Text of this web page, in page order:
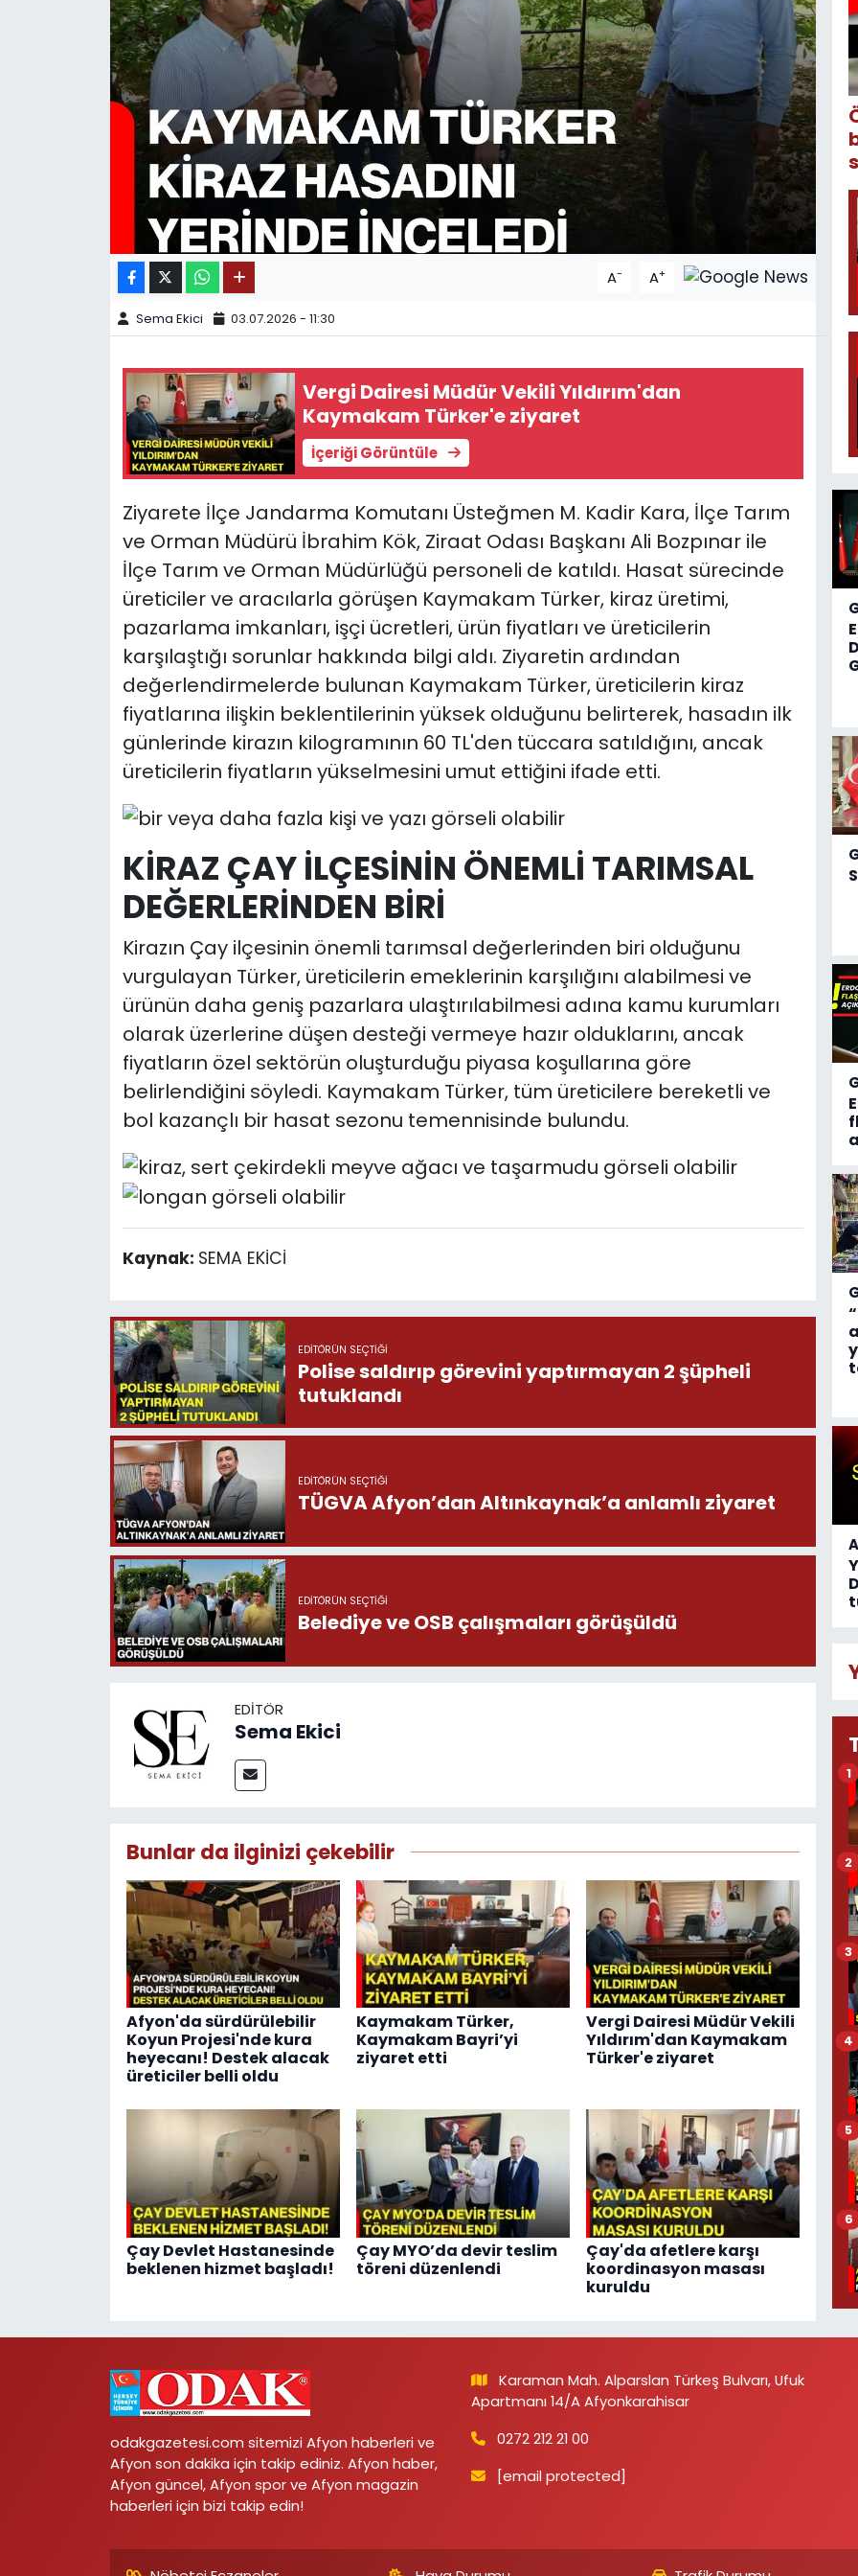
A- A+
Sema Ekici 03.07.2026 - 11:30
Vergi Dairesi Müdür Vekili Yıldırım'dan
Kaymakam Türker'e ziyaret
İçeriği Görüntüle
Ziyarete İlçe Jandarma Komutanı Üsteğmen M. Kadir Kara, İlçe Tarım
ve Orman Müdürü İbrahim Kök, Ziraat Odası Başkanı Ali Bozpınar ile
İlçe Tarım ve Orman Müdürlüğü personeli de katıldı. Hasat sürecinde
üreticiler ve aracılarla görüşen Kaymakam Türker, kiraz üretimi,
pazarlama imkanları, işçi ücretleri, ürün fiyatları ve üreticilerin
karşılaştığı sorunlar hakkında bilgi aldı. Ziyaretin ardından
değerlendirmelerde bulunan Kaymakam Türker, üreticilerin kiraz
fiyatlarına ilişkin beklentilerinin yüksek olduğunu belirterek, hasadın ilk
günlerinde kirazın kilogramının 60 TL'den tüccara satıldığını, ancak
üreticilerin fiyatların yükselmesini umut ettiğini ifade etti.
KİRAZ ÇAY İLÇESİNİN ÖNEMLİ TARIMSAL
DEĞERLERİNDEN BİRİ
Kirazın Çay ilçesinin önemli tarımsal değerlerinden biri olduğunu
vurgulayan Türker, üreticilerin emeklerinin karşılığını alabilmesi ve
ürünün daha geniş pazarlara ulaştırılabilmesi adına kamu kurumları
olarak üzerlerine düşen desteği vermeye hazır olduklarını, ancak
fiyatların özel sektörün oluşturduğu piyasa koşullarına göre
belirlendiğini söyledi. Kaymakam Türker, tüm üreticilere bereketli ve
bol kazançlı bir hasat sezonu temennisinde bulundu.
Kaynak: SEMA EKİCİ
EDITÖRÜN SEÇTIĞI
Polise saldırıp görevini yaptırmayan 2 şüpheli
tutuklandı
EDITÖRÜN SEÇTIĞI
TÜGVA Afyon’dan Altınkaynak’a anlamlı ziyaret
EDITÖRÜN SEÇTIĞI
Belediye ve OSB çalışmaları görüşüldü
EDITÖR
Sema Ekici
Bunlar da ilginizi çekebilir
Afyon'da sürdürülebilir
Koyun Projesi'nde kura
heyecanı! Destek alacak
üreticiler belli oldu
Kaymakam Türker,
Kaymakam Bayri’yi
ziyaret etti
Vergi Dairesi Müdür Vekili
Yıldırım'dan Kaymakam
Türker'e ziyaret
Çay Devlet Hastanesinde
beklenen hizmet başladı!
Çay MYO’da devir teslim
töreni düzenlendi
Çay'da afetlere karşı
koordinasyon masası
kuruldu
1
2
3
4
5
6
odakgazetesi.com sitemizi Afyon haberleri ve
Afyon son dakika için takip ediniz. Afyon haber,
Afyon güncel, Afyon spor ve Afyon magazin
haberleri için bizi takip edin!
Karaman Mah. Alparslan Türkeş Bulvarı, Ufuk
Apartmanı 14/A Afyonkarahisar
0272 212 21 00
[email protected]
11:11 MANŞET